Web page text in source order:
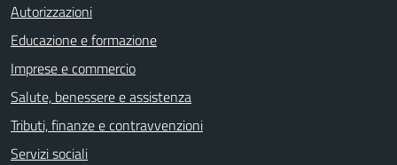
Autorizzazioni
Educazione e formazione
Imprese e commercio
Salute, benessere e assistenza
Tributi, finanze e contravvenzioni
Servizi sociali